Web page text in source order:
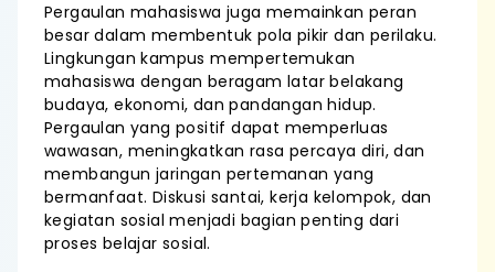
Pergaulan mahasiswa juga memainkan peran
besar dalam membentuk pola pikir dan perilaku.
Lingkungan kampus mempertemukan
mahasiswa dengan beragam latar belakang
budaya, ekonomi, dan pandangan hidup.
Pergaulan yang positif dapat memperluas
wawasan, meningkatkan rasa percaya diri, dan
membangun jaringan pertemanan yang
bermanfaat. Diskusi santai, kerja kelompok, dan
kegiatan sosial menjadi bagian penting dari
proses belajar sosial.